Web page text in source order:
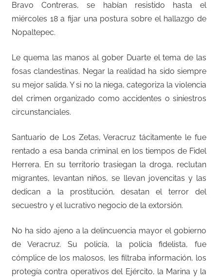
Bravo Contreras, se habían resistido hasta el
miércoles 18 a fijar una postura sobre el hallazgo de
Nopaltepec.
Le quema las manos al gober Duarte el tema de las
fosas clandestinas. Negar la realidad ha sido siempre
su mejor salida. Y si no la niega, categoriza la violencia
del crimen organizado como accidentes o siniestros
circunstanciales.
Santuario de Los Zetas, Veracruz tácitamente le fue
rentado a esa banda criminal en los tiempos de Fidel
Herrera. En su territorio trasiegan la droga, reclutan
migrantes, levantan niños, se llevan jovencitas y las
dedican a la prostitución, desatan el terror del
secuestro y el lucrativo negocio de la extorsión.
No ha sido ajeno a la delincuencia mayor el gobierno
de Veracruz. Su policía, la policía fidelista, fue
cómplice de los malosos, les filtraba información, los
protegía contra operativos del Ejército, la Marina y la